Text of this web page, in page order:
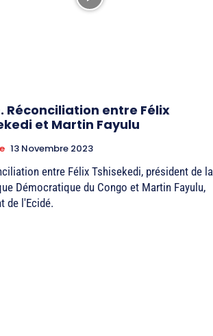
Réconciliation entre Félix
et Martin Fayulu
13 Novembre 2023
entre Félix Tshisekedi, président de la
Démocratique du Congo et Martin Fayulu,
de l'Ecidé.